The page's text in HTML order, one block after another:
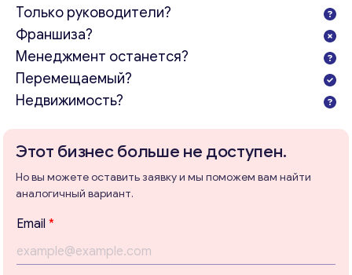
Только руководители?
Франшиза?
Менеджмент останется?
Перемещаемый?
Недвижимость?
Этот бизнес больше не доступен.
Но вы можете оставить заявку и мы поможем вам найти
аналогичный вариант.
Email *